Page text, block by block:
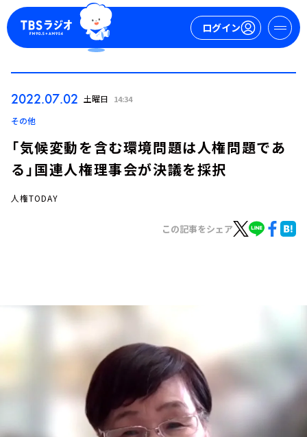
ログイン
お知らせ
YouTube
2022.07.02 土曜日 14:34
その他
「気候変動を含む環境問題は人権問題であ
る」国連人権理事会が決議を採択
人権TODAY
この記事をシェア